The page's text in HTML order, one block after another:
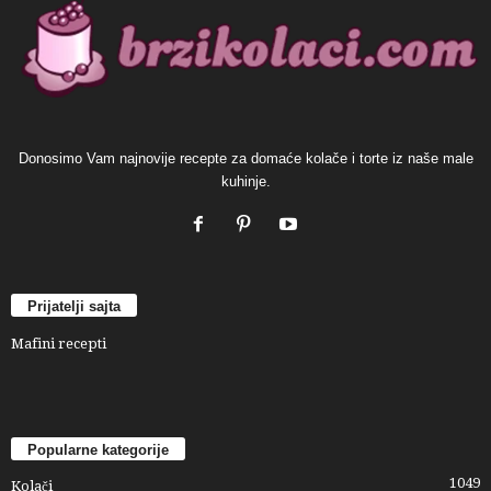
Donosimo Vam najnovije recepte za domaće kolače i torte iz naše male
kuhinje.
Prijatelji sajta
Mafini recepti
Popularne kategorije
Kolači 1049